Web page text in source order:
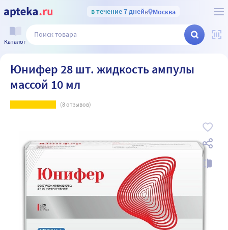
в течение 7 днейв Москва
Каталог
Юнифер 28 шт. жидкость ампулы
массой 10 мл
(8отзывов)